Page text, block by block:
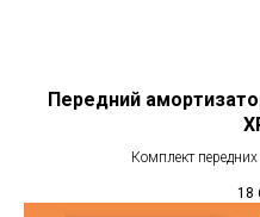
Передний
Комплект
18